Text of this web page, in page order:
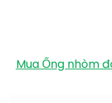
Mua Ống nhòm